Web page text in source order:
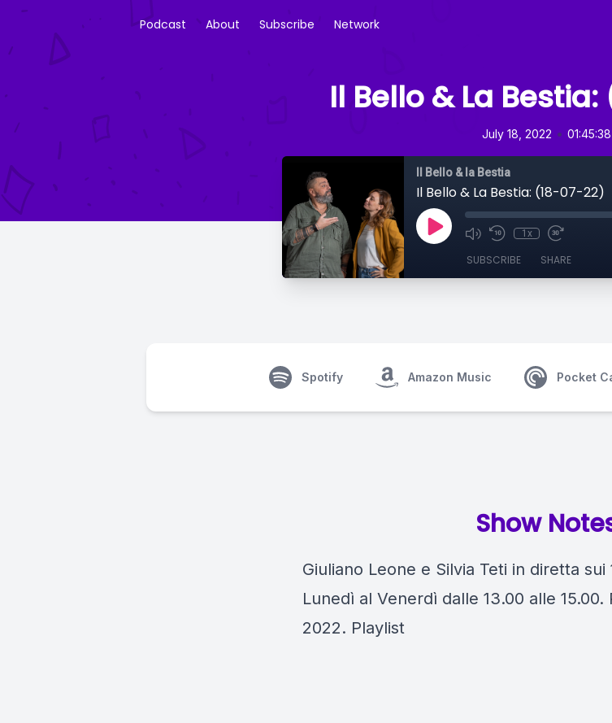
Podcast About Subscribe Network
Il Bello & La
July 18, 2022 • 01:45:38
Il Bello & la Bestia
Il Bello & La Bestia: (18-07-22)
1x
SUBSCRIBE SHARE
Spotify Amazon Music Pocket
Show
Giuliano Leone e Silvia Teti in diretta sui
Lunedì al Venerdì dalle 13.00 alle 15.00.
2022. Playlist